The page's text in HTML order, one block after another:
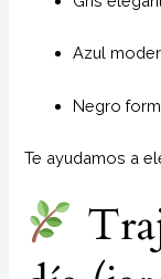
Azul
Negro
Te ayudamos a